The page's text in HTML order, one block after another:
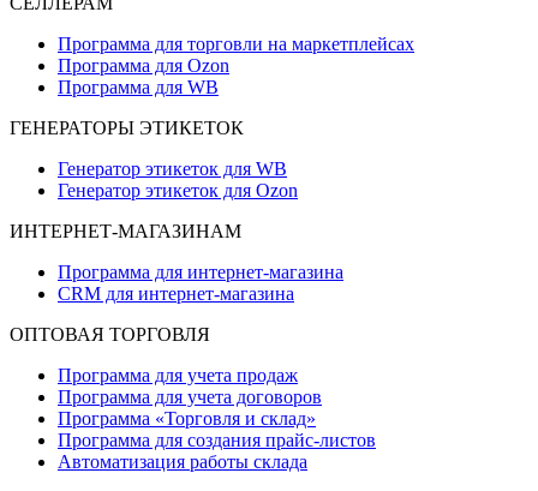
Программа для торговли на маркетплейсах
Программа для Ozon
Программа для WB
ГЕНЕРАТОРЫ ЭТИКЕТОК
Генератор этикеток для WB
Генератор этикеток для Ozon
ИНТЕРНЕТ-МАГАЗИНАМ
Программа для интернет-магазина
CRM для интернет-магазина
ОПТОВАЯ ТОРГОВЛЯ
Программа для учета продаж
Программа для учета договоров
Программа «Торговля и склад»
Программа для создания прайс‑листов
Автоматизация работы склада